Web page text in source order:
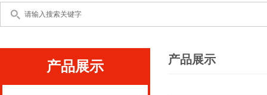
产品展示 产品展示